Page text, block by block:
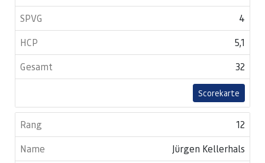
4
5,1
32
Scorekarte
12
Jürgen Kellerhals